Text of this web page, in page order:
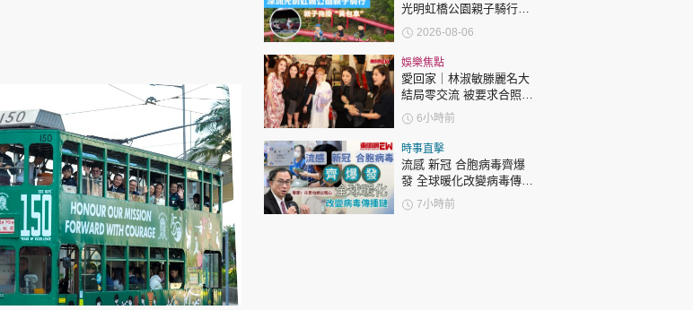
光明虹橋公園親子騎行：
「電助力黃包車」2小時
環湖
2026-08-06
娛樂焦點
愛回家｜林淑敏滕麗名大
結局零交流 被要求合照即
閃「不和升級」？兩人咁
回應
6小時前
時事直擊
流感 新冠 合胞病毒齊爆
發 全球暖化改變病毒傳播
鏈 專家：市民勿掉以輕心
7小時前